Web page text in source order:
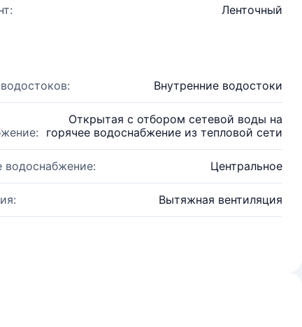
Ленточный
Внутренние водостоки
Открытая с отбором сетевой воды на
горячее водоснабжение из тепловой сети
водоснабжение: Центральное
Вытяжная вентиляция